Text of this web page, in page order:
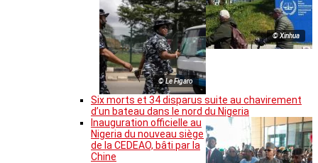
© Xinhua
© Le Figaro
Six morts et 34 disparus suite au chavirement
d’un bateau dans le nord du Nigeria
Inauguration officielle au
Nigeria du nouveau siège
de la CEDEAO, bâti par la
Chine